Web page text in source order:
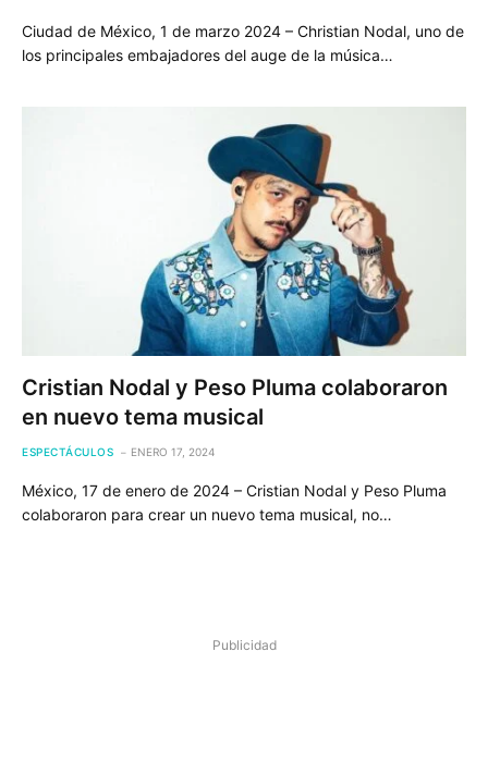
Ciudad de México, 1 de marzo 2024 – Christian Nodal, uno de
los principales embajadores del auge de la música…
Cristian Nodal y Peso Pluma colaboraron
en nuevo tema musical
ESPECTÁCULOS ENERO 17, 2024
México, 17 de enero de 2024 – Cristian Nodal y Peso Pluma
colaboraron para crear un nuevo tema musical, no…
Publicidad